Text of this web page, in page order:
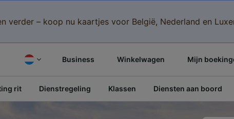
verder – koop nu kaartjes voor België, Nederland en
Business Winkelwagen Mijn
rit Dienstregeling Klassen Diensten aan boord